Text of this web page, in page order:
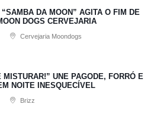
DA MOON” AGITA O FIM DE
DOGS CERVEJARIA
Cervejaria Moondogs
MISTURAR!” UNE PAGODE, FORRÓ E
NOITE INESQUECÍVEL
Brizz